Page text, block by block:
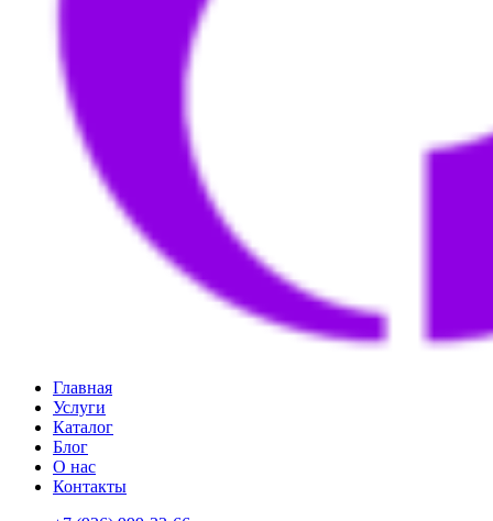
Главная
Услуги
Каталог
Блог
О нас
Контакты